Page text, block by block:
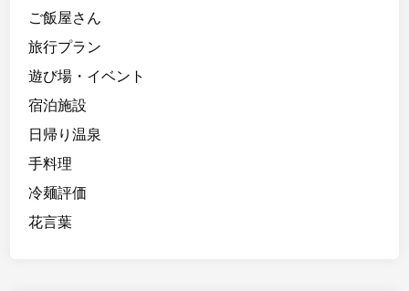
ご飯屋さん
旅行プラン
遊び場・イベント
宿泊施設
日帰り温泉
手料理
冷麺評価
花言葉